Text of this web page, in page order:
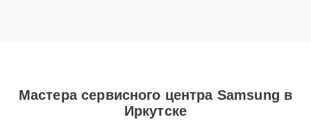
Мастера сервисного центра Samsung в
Иркутске